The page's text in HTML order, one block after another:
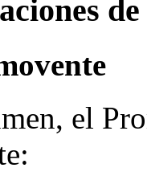
el